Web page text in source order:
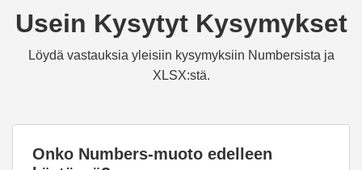
Usein Kysytyt Kysymykset
Löydä vastauksia yleisiin kysymyksiin Numbersista ja
XLSX:stä.
Onko Numbers-muoto edelleen